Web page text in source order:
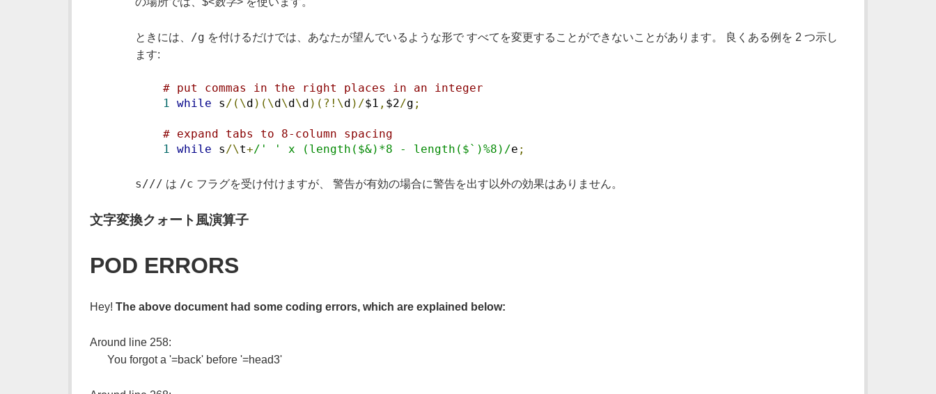
ときには、 /g を付けるだけでは、あなたが望んでいるような形で すべてを変更することができないことがあります。 良くある例を 2 つ示し
ます:
# put commas in the right places in an integer
1 while s/(\d )(\d\d\d )(?!\d )/$1 , $2/g ;
# expand tabs to 8-column spacing
1 while s/\t+/' ' x (length($&)*8 - length($`)%8)/e ;
s/// は /c フラグを受け付けますが、 警告が有効の場合に警告を出す以外の効果はありません。
文字変換クォート風演算子
POD ERRORS
Hey! The above document had some coding errors, which are explained below:
Around line 258:
You forgot a '=back' before '=head3'